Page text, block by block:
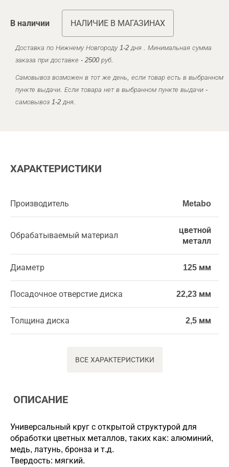
В наличии НАЛИЧИЕ В МАГАЗИНАХ
Доставка по Нижнему Новгороду 1-2 дня . Минимальная сумма
заказа при доставке - 2500 руб.
Самовывоз возможен в тот же день, если товар есть в выбранном
пункте выдачи. Если товара нет в выбранном пункте выдачи -
самовывоз 1-2 дня.
ХАРАКТЕРИСТИКИ
Производитель Metabo
Обрабатываемый материал
цветной
металл
Диаметр 125 мм
Посадочное отверстие диска 22,23 мм
Толщина диска 2,5 мм
ВСЕ ХАРАКТЕРИСТИКИ
ОПИСАНИЕ
Универсальный круг с открытой структурой для
обработки цветных металлов, таких как: алюминий,
медь, латунь, бронза и т.д.
Твердость: мягкий.